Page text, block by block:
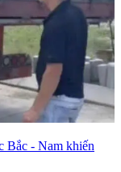
Bắc - Nam khiến